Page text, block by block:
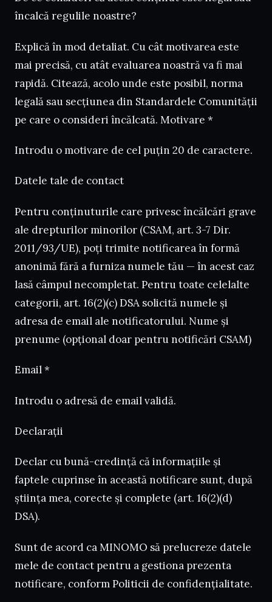
încalcă regulile noastre?
Explică în mod detaliat. Cu cât motivarea este
mai precisă, cu atât evaluarea noastră va fi mai
rapidă. Citează, acolo unde este posibil, norma
legală sau secțiunea din Standardele Comunității
pe care o consideri încălcată. Motivare *
Introdu o motivare de cel puțin 20 de caractere.
Datele tale de contact
Pentru conținuturile care privesc încălcări grave
ale drepturilor minorilor (CSAM, art. 3-7 Dir.
2011/93/UE), poți trimite notificarea în formă
anonimă fără a furniza numele tău — în acest caz
lasă câmpul necompletat. Pentru toate celelalte
categorii, art. 16(2)(c) DSA solicită numele și
adresa de email ale notificatorului. Nume și
prenume (opțional doar pentru notificări CSAM)
Email *
Introdu o adresă de email validă.
Declarații
Declar cu bună-credință că informațiile și
faptele cuprinse în această notificare sunt, după
știința mea, corecte și complete (art. 16(2)(d)
DSA).
Sunt de acord ca MINOMO să prelucreze datele
mele de contact pentru a gestiona prezenta
notificare, conform Politicii de confidențialitate.